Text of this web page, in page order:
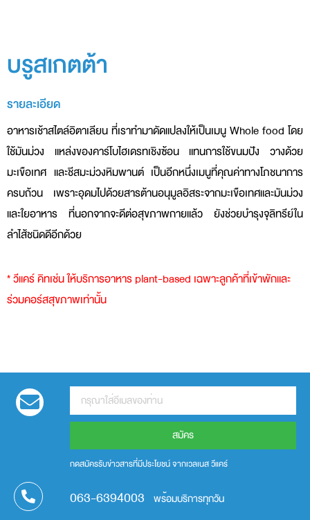
บรูสเกตต้า
รายละเอียด
อาหารเช้าสไตล์อิตาเลียน ที่เราทำมาดัดแปลงให้เป็นเมนู Whole food โดย
ใช้มันม่วง แหล่งของคาร์โบไฮเดรทเชิงซ้อน แทนการใช้ขนมปัง วางด้วย
มะเขือเทศ และชีสมะม่วงหิมพานต์ เป็นอีกหนึ่งเมนูที่คุณค่าทางโภชนาการ
ครบถ้วน เพราะอุดมไปด้วยสารต้านอนุมูลอิสระจากมะเขือเทศและมันม่วง
และใยอาหาร ที่นอกจากจะดีต่อสุขภาพกายแล้ว ยังช่วยบำรุงจุลิทรีย์ใน
ลำไส้ชนิดดีอีกด้วย
* วีแคร์ คิทเช่น ให้บริการอาหาร plant-based เฉพาะลูกค้าที่เข้าพักและ
ร่วมคอร์สสุขภาพเท่านั้น
สมัคร
กดสมัครรับข่าวสารที่มีประโยชน์ จากเวลเนส วีแคร์
063-6394003 พร้อมบริการทุกวัน